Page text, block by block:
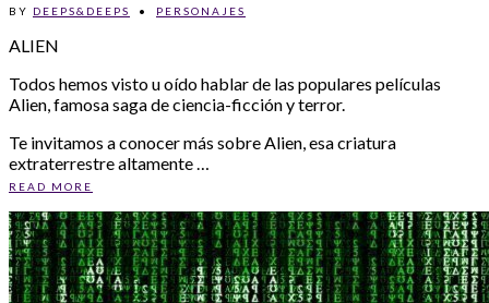
BY DEEPS&DEEPS • PERSONAJES
ALIEN
Todos hemos visto u oído hablar de las populares películas
Alien, famosa saga de ciencia-ficción y terror.
Te invitamos a conocer más sobre Alien, esa criatura
extraterrestre altamente …
READ MORE